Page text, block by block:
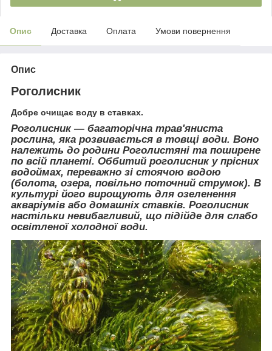
Опис Доставка Оплата Умови повернення
Опис
Роголисник
Добре очищає воду в ставках.
Роголисник — багаторічна трав'яниста
рослина, яка розвивається в товщі води. Воно
належить до родини Роголистяні та поширене
по всій планеті. Оббитий роголисник у прісних
водоймах, переважно зі стоячою водою
(болота, озера, повільно поточний струмок). В
культурі його вирощують для озеленення
акваріумів або домашніх ставків. Роголисник
настільки невибагливий, що підійде для слабо
освітленої холодної води.